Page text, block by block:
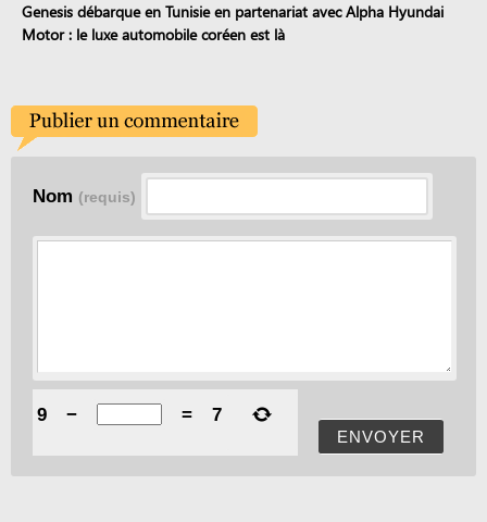
Genesis débarque en Tunisie en partenariat avec Alpha Hyundai
Motor : le luxe automobile coréen est là
Nom (requis)
ENVOYER
9 − = 7